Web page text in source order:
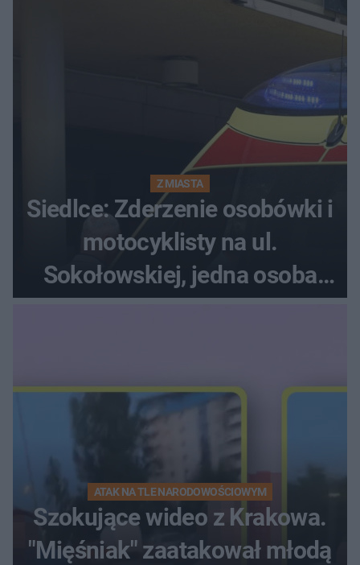
Z MIASTA
Siedlce: Zderzenie osobówki i
motocyklisty na ul.
Sokołowskiej, jedna osoba
ranna!
ATAK NA TLE NARODOWOŚCIOWYM
Szokujące wideo z Krakowa.
"Mięśniak" zaatakował młodą